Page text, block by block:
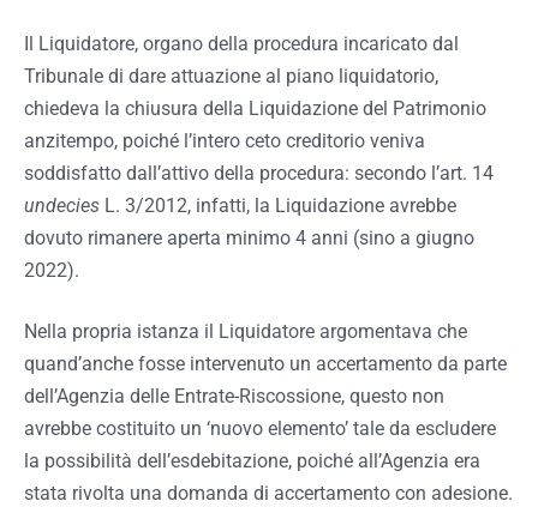
Il Liquidatore, organo della procedura incaricato dal
Tribunale di dare attuazione al piano liquidatorio,
chiedeva la chiusura della Liquidazione del Patrimonio
anzitempo, poiché l’intero ceto creditorio veniva
soddisfatto dall’attivo della procedura: secondo l’art. 14
undecies L. 3/2012, infatti, la Liquidazione avrebbe
dovuto rimanere aperta minimo 4 anni (sino a giugno
2022).
Nella propria istanza il Liquidatore argomentava che
quand’anche fosse intervenuto un accertamento da parte
dell’Agenzia delle Entrate-Riscossione, questo non
avrebbe costituito un ‘nuovo elemento’ tale da escludere
la possibilità dell’esdebitazione, poiché all’Agenzia era
stata rivolta una domanda di accertamento con adesione.